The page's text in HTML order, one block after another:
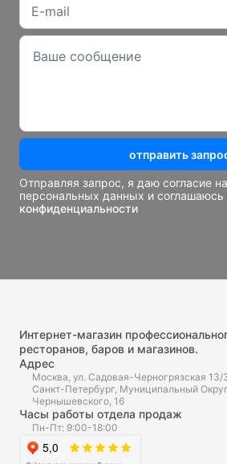
отправить
Отправляя запрос, я даю согласие
персональных данных и соглашаюсь
конфиденциальности
Интернет-магазин
ресторанов, баров и магазинов.
Адрес
Москва, ул. Садовая-Черногрязская 13/
Санкт-Петербург, Муниципальный
Чернышевского, 16
Часы работы отдела продаж
Пн-Пт: 9:00-18:00